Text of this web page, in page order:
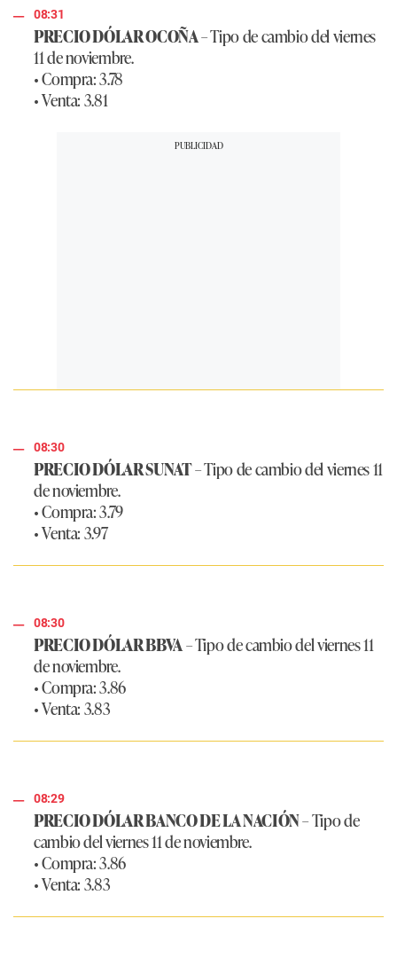
08:31
PRECIO DÓLAR OCOÑA– Tipo de cambio del viernes
11 de noviembre.
• Compra: 3.78
• Venta: 3.81
08:30
PRECIO DÓLAR SUNAT– Tipo de cambio del viernes 11
de noviembre.
• Compra: 3.79
• Venta: 3.97
08:30
PRECIO DÓLAR BBVA– Tipo de cambio del viernes 11
de noviembre.
• Compra: 3.86
• Venta: 3.83
08:29
PRECIO DÓLAR BANCO DE LA NACIÓN– Tipo de
cambio del viernes 11 de noviembre.
• Compra: 3.86
• Venta: 3.83